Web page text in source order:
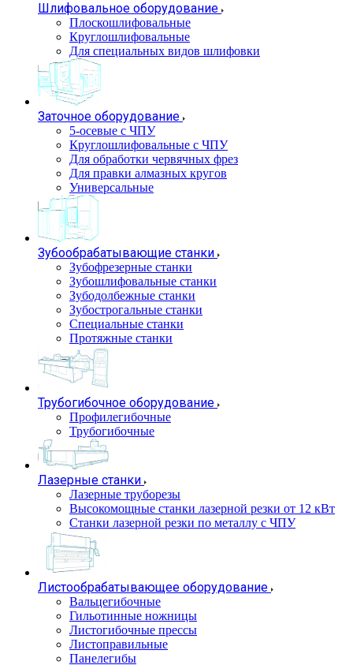
Шлифовальное оборудование
Плоскошлифовальные
Круглошлифовальные
Для специальных видов шлифовки
Заточное оборудование
5-осевые с ЧПУ
Круглошлифовальные с ЧПУ
Для обработки червячных фрез
Для правки алмазных кругов
Универсальные
Зубообрабатывающие станки
Зубофрезерные станки
Зубошлифовальные станки
Зубодолбежные станки
Зубострогальные станки
Специальные станки
Протяжные станки
Трубогибочное оборудование
Профилегибочные
Трубогибочные
Лазерные станки
Лазерные труборезы
Высокомощные станки лазерной резки от 12 кВт
Станки лазерной резки по металлу с ЧПУ
Листообрабатывающее оборудование
Вальцегибочные
Гильотинные ножницы
Листогибочные прессы
Листоправильные
Панелегибы